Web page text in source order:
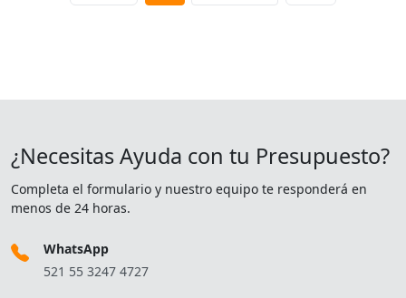
¿Necesitas Ayuda con tu Presupuesto?
Completa el formulario y nuestro equipo te responderá en
menos de 24 horas.
WhatsApp
521 55 3247 4727